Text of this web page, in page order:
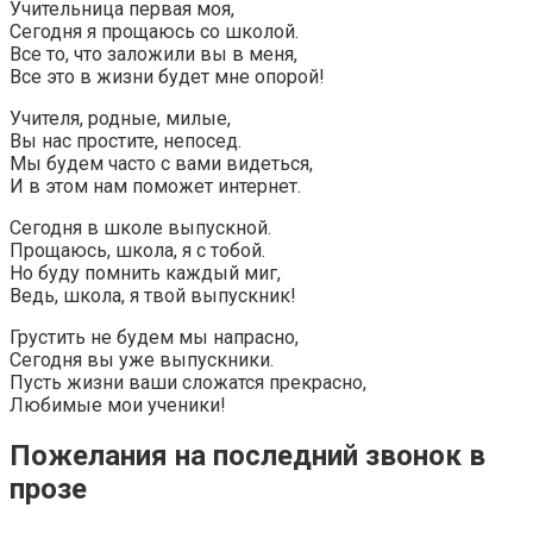
Учительница первая моя,
Сегодня я прощаюсь со школой.
Все то, что заложили вы в меня,
Все это в жизни будет мне опорой!
Учителя, родные, милые,
Вы нас простите, непосед.
Мы будем часто с вами видеться,
И в этом нам поможет интернет.
Сегодня в школе выпускной.
Прощаюсь, школа, я с тобой.
Но буду помнить каждый миг,
Ведь, школа, я твой выпускник!
Грустить не будем мы напрасно,
Сегодня вы уже выпускники.
Пусть жизни ваши сложатся прекрасно,
Любимые мои ученики!
Пожелания на последний звонок в
прозе